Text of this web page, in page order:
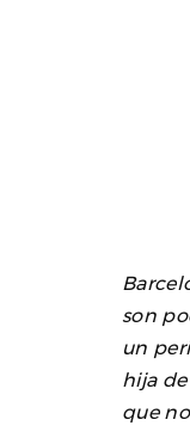
son
un
hija
que